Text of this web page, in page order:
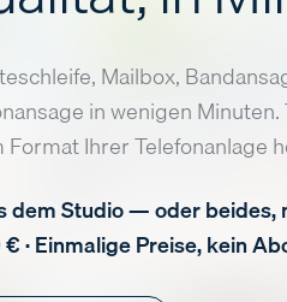
Mailbox,
in wenigen
Format Ihrer Telefonanlage
Studio — oder beides,
· Einmalige Preise, kein